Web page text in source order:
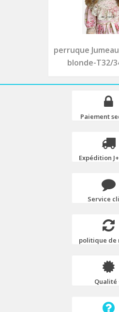
perruque
blonde-T32/
Paiement
Expédition
Service
politique de
Qualité